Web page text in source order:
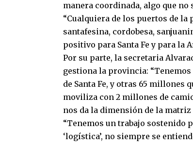
manera coordinada, algo que no
“Cualquiera de los puertos de
santafesina, cordobesa,
positivo para Santa Fe y para la
Por su parte, la secretaria
gestiona la provincia:
de Santa Fe, y otras 65 millones
moviliza con 2 millones de
nos da la dimensión de la
“Tenemos un trabajo sostenido
‘logística’, no siempre se